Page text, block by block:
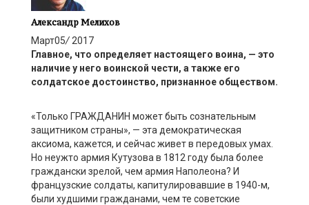
Александр Мелихов
Март05/ 2017
Главное, что определяет настоящего воина, — это
наличие у него воинской чести, а также его
солдатское достоинство, признанное обществом.
«Только ГРАЖДАНИН может быть сознательным
защитником страны», — эта демократическая
аксиома, кажется, и сейчас живет в передовых умах.
Но неужто армия Кутузова в 1812 году была более
граждански зрелой, чем армия Наполеона? И
французские солдаты, капитулировавшие в 1940-м,
были худшими гражданами, чем те советские